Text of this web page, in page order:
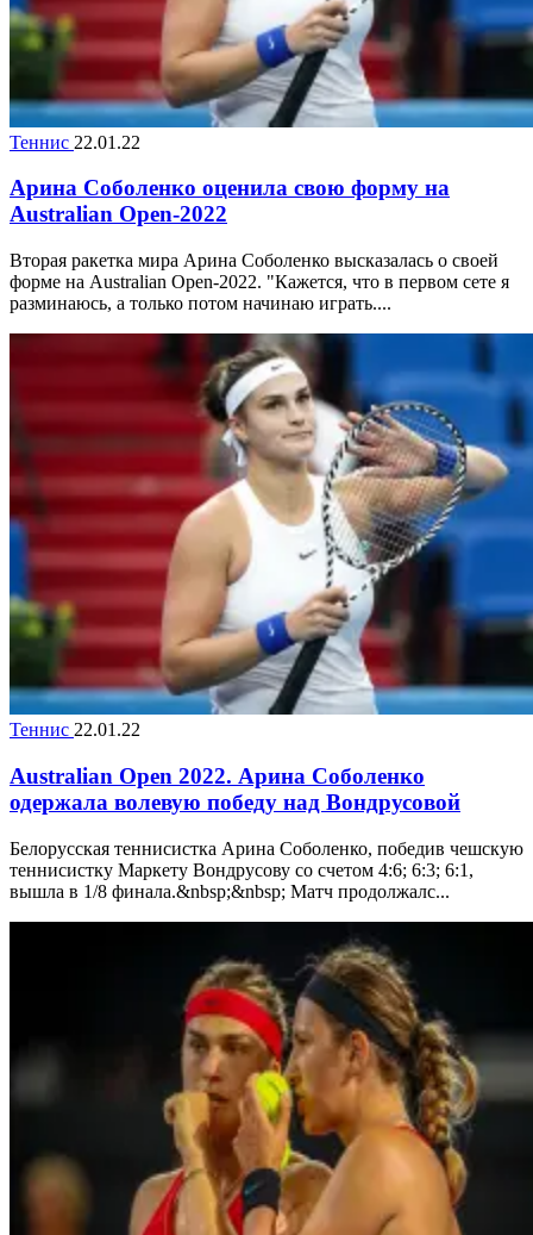
Теннис 22.01.22
Арина Соболенко оценила свою форму на
Australian Open-2022
Вторая ракетка мира Арина Соболенко высказалась о своей
форме на Australian Open-2022. "Кажется, что в первом сете я
разминаюсь, а только потом начинаю играть....
Теннис 22.01.22
Australian Open 2022. Арина Соболенко
одержала волевую победу над Вондрусовой
Белорусская теннисистка Арина Соболенко, победив чешскую
теннисистку Маркету Вондрусову со счетом 4:6; 6:3; 6:1,
вышла в 1/8 финала.&nbsp;&nbsp; Матч продолжалс...